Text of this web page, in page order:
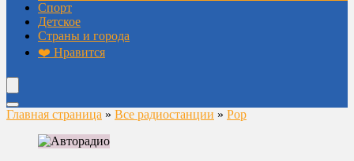
Спорт
Детское
Страны и города
❤️ Нравится
Главная страница » Все радиостанции » Pop